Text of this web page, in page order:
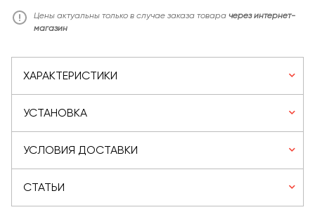
Цены актуальны только в случае заказа товара через интернет-
магазин
ХАРАКТЕРИСТИКИ
УСТАНОВКА
УСЛОВИЯ ДОСТАВКИ
СТАТЬИ